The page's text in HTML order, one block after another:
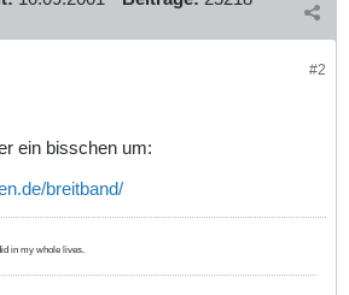
#2
ein bisschen um:
breitband/
in my whole lives.